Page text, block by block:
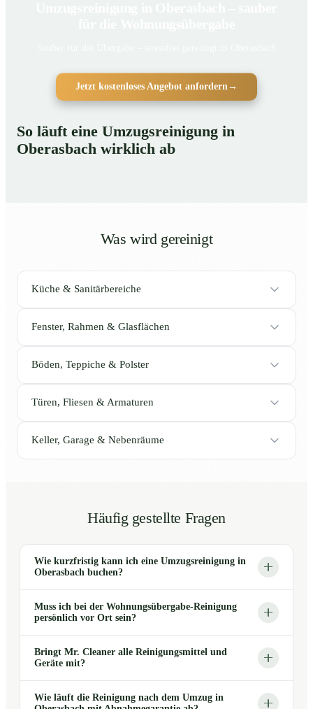
Jetzt kostenloses Angebot anfordern →
So läuft eine Umzugsreinigung in
Oberasbach wirklich ab
Was wird gereinigt
Küche & Sanitärbereiche
Fenster, Rahmen & Glasflächen
Böden, Teppiche & Polster
Türen, Fliesen & Armaturen
Keller, Garage & Nebenräume
Häufig gestellte Fragen
Wie kurzfristig kann ich eine Umzugsreinigung in
Oberasbach buchen?
Muss ich bei der Wohnungsübergabe-Reinigung
persönlich vor Ort sein?
Bringt Mr. Cleaner alle Reinigungsmittel und
Geräte mit?
Wie läuft die Reinigung nach dem Umzug in